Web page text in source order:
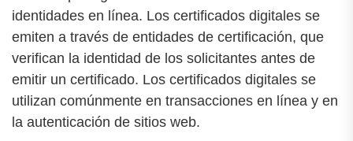
identidades en línea. Los certificados digitales se
emiten a través de entidades de certificación, que
verifican la identidad de los solicitantes antes de
emitir un certificado. Los certificados digitales se
utilizan comúnmente en transacciones en línea y en
la autenticación de sitios web.